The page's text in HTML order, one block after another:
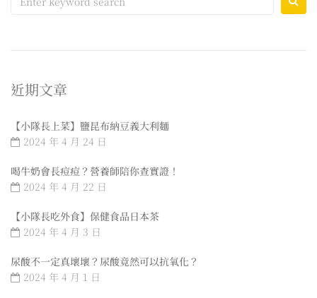
近期文章
【小隊長上菜】鹽昆布納豆義大利麵
2024 年 4 月 24 日
喝牛奶會長痘痘？營養師陪你查實證！
2024 年 4 月 22 日
【小隊長吃外食】保健食品日本茶
2024 年 4 月 3 日
尿酸不一定真壞壞？尿酸竟然可以抗氧化？
2024 年 4 月 1 日